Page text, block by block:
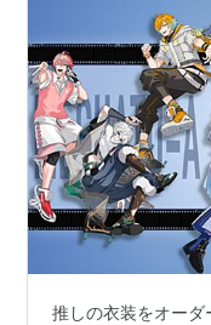
推しの衣装をオー